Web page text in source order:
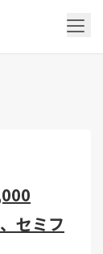
一覧を
（15）
見る
（6）
（4）
1）
API（2）
（1）
る
）
事一覧
覧
（9）
）
18）
セミフ